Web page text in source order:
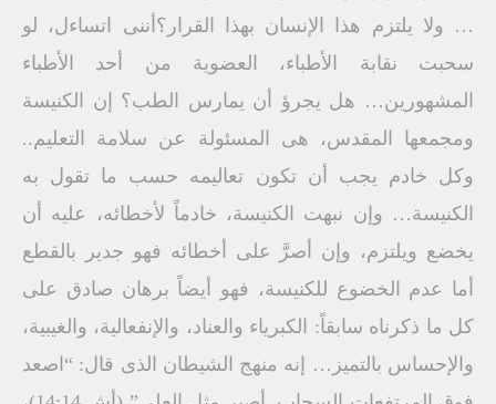
… ولا يلتزم هذا الإنسان بهذا القرار؟أننى اتساءل، لو
سحبت نقابة الأطباء، العضوية من أحد الأطباء
المشهورين… هل يجرؤ أن يمارس الطب؟ إن الكنيسة
ومجمعها المقدس، هى المسئولة عن سلامة التعليم..
وكل خادم يجب أن تكون تعاليمه حسب ما تقول به
الكنيسة… وإن نبهت الكنيسة، خادماً لأخطائه، عليه أن
يخضع ويلتزم، وإن أصرَّ على أخطائه فهو جدير بالقطع
أما عدم الخضوع للكنيسة، فهو أيضاً برهان صادق على
كل ما ذكرناه سابقاً: الكبرياء والعناد، والإنفعالية، والغيبية،
والإحساس بالتميز… إنه منهج الشيطان الذى قال: “اصعد